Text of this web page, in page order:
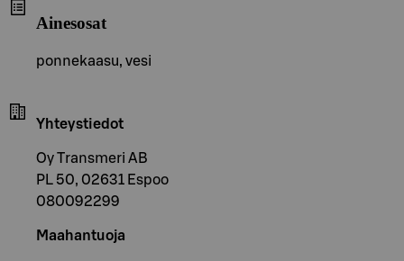
Ainesosat
ponnekaasu, vesi
Yhteystiedot
Oy Transmeri AB
PL 50, 02631 Espoo
080092299
Maahantuoja